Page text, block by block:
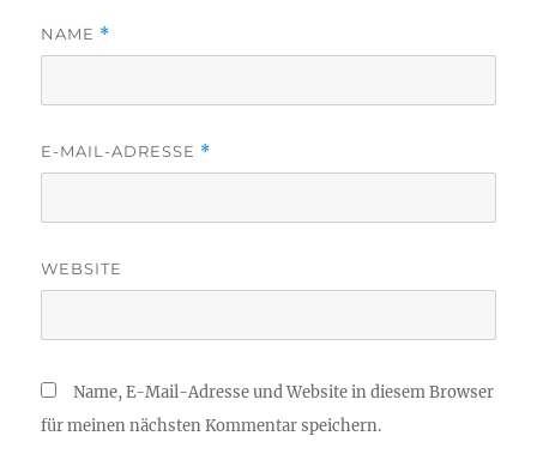
NAME *
E-MAIL-ADRESSE *
WEBSITE
Name, E-Mail-Adresse und Website in diesem Browser
für meinen nächsten Kommentar speichern.